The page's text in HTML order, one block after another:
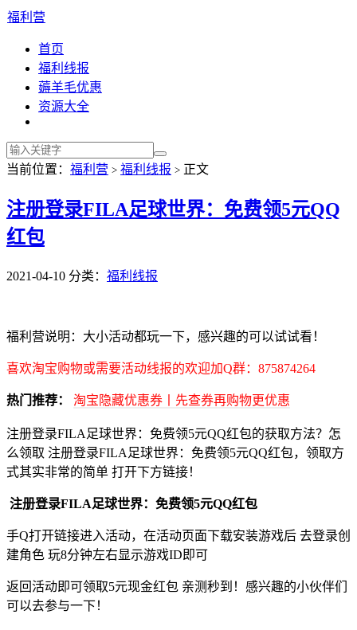
福利营
首页
福利线报
薅羊毛优惠
资源大全
当前位置： 福利营 > 福利线报 > 正文
注册登录FILA足球世界：免费领5元QQ
红包
2021-04-10 分类： 福利线报
福利营说明：大小活动都玩一下，感兴趣的可以试试看！
喜欢淘宝购物或需要活动线报的欢迎加Q群：875874264
热门推荐： 淘宝隐藏优惠券丨先查券再购物更优惠
注册登录FILA足球世界：免费领5元QQ红包的获取方法？怎
么领取 注册登录FILA足球世界：免费领5元QQ红包，领取方
式其实非常的简单 打开下方链接！
注册登录FILA足球世界：免费领5元QQ红包
手Q打开链接进入活动，在活动页面下载安装游戏后 去登录创
建角色 玩8分钟左右显示游戏ID即可
返回活动即可领取5元现金红包 亲测秒到！感兴趣的小伙伴们
可以去参与一下！